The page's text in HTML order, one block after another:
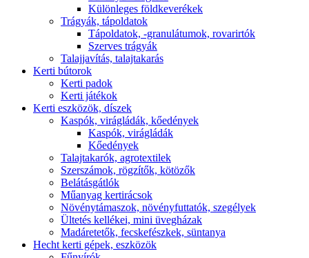
Különleges földkeverékek
Trágyák, tápoldatok
Tápoldatok, -granulátumok, rovarirtók
Szerves trágyák
Talajjavítás, talajtakarás
Kerti bútorok
Kerti padok
Kerti játékok
Kerti eszközök, díszek
Kaspók, virágládák, kőedények
Kaspók, virágládák
Kőedények
Talajtakarók, agrotextilek
Szerszámok, rögzítők, kötözők
Belátásgátlók
Műanyag kertirácsok
Növénytámaszok, növényfuttatók, szegélyek
Ültetés kellékei, mini üvegházak
Madáretetők, fecskefészkek, süntanya
Hecht kerti gépek, eszközök